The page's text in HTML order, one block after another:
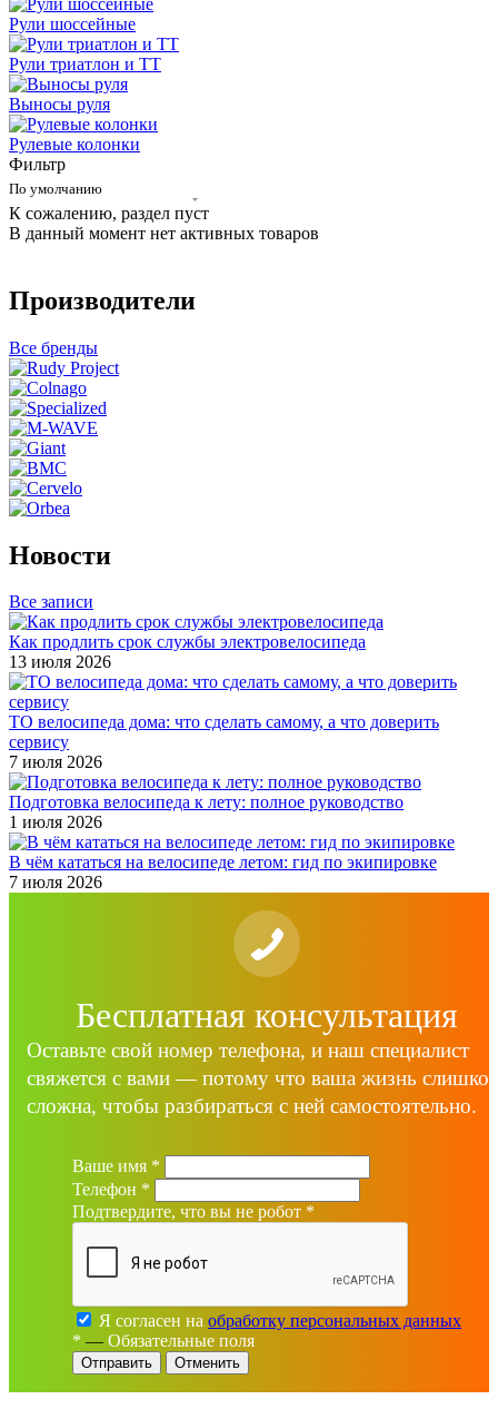
Рули шоссейные
Рули триатлон и ТТ
Выносы руля
Рулевые колонки
Фильтр
По умолчанию
К сожалению, раздел пуст
В данный момент нет активных товаров
Производители
Все бренды
Новости
Все записи
Как продлить срок службы электровелосипеда
13 июля 2026
ТО велосипеда дома: что сделать самому, а что доверить
сервису
7 июля 2026
Подготовка велосипеда к лету: полное руководство
1 июля 2026
В чём кататься на велосипеде летом: гид по экипировке
7 июля 2026
Бесплатная консультация
Оставьте свой номер телефона, и наш специалист
свяжется с вами — потому что ваша жизнь
сложна, чтобы разбираться с ней самостоятельно.
Ваше имя *
Телефон *
Подтвердите, что вы не робот *
Я согласен на обработку персональных данных
* — Обязательные поля
Отменить